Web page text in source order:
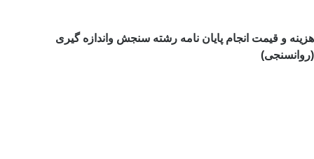
هزینه و قیمت انجام پایان نامه رشته سنجش واندازه گیری
(روانسنجی)